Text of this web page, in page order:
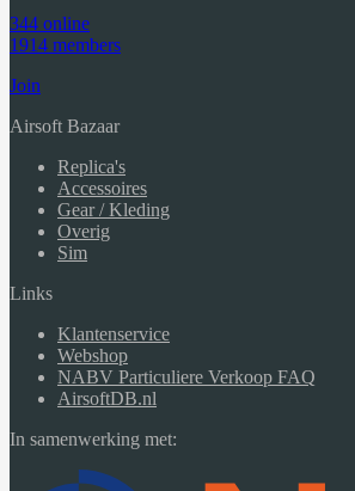
344 online
1914 members
Join
Airsoft Bazaar
Replica's
Accessoires
Gear / Kleding
Overig
Sim
Links
Klantenservice
Webshop
NABV Particuliere Verkoop FAQ
AirsoftDB.nl
In samenwerking met: